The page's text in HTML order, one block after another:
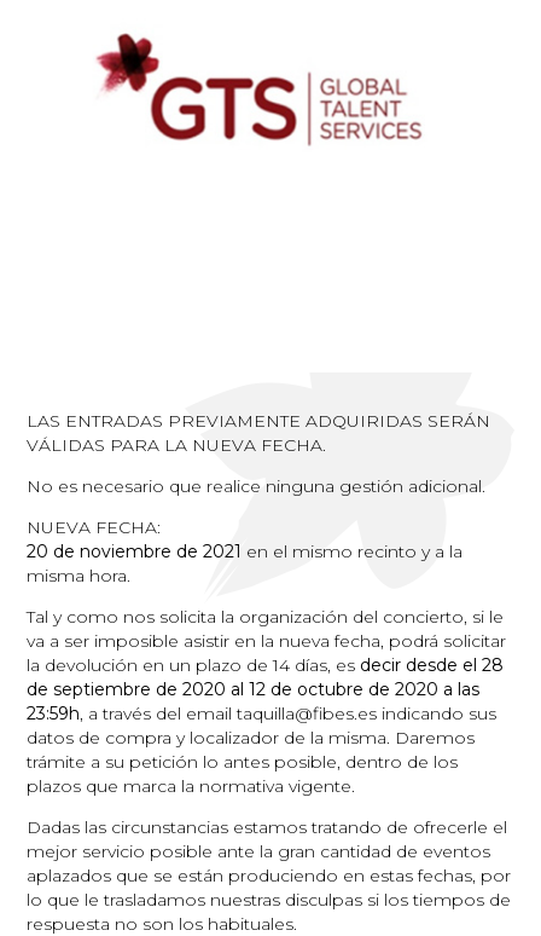
LAS ENTRADAS PREVIAMENTE ADQUIRIDAS SERÁN
VÁLIDAS PARA LA NUEVA FECHA.
No es necesario que realice ninguna gestión adicional.
NUEVA FECHA:
20 de noviembre de 2021 en el mismo recinto y a la
misma hora.
Tal y como nos solicita la organización del concierto, si le
va a ser imposible asistir en la nueva fecha, podrá solicitar
la devolución en un plazo de 14 días, es decir desde el 28
de septiembre de 2020 al 12 de octubre de 2020 a las
23:59h , a través del email taquilla@fibes.es indicando sus
datos de compra y localizador de la misma. Daremos
trámite a su petición lo antes posible, dentro de los
plazos que marca la normativa vigente.
Dadas las circunstancias estamos tratando de ofrecerle el
mejor servicio posible ante la gran cantidad de eventos
aplazados que se están produciendo en estas fechas, por
lo que le trasladamos nuestras disculpas si los tiempos de
respuesta no son los habituales.